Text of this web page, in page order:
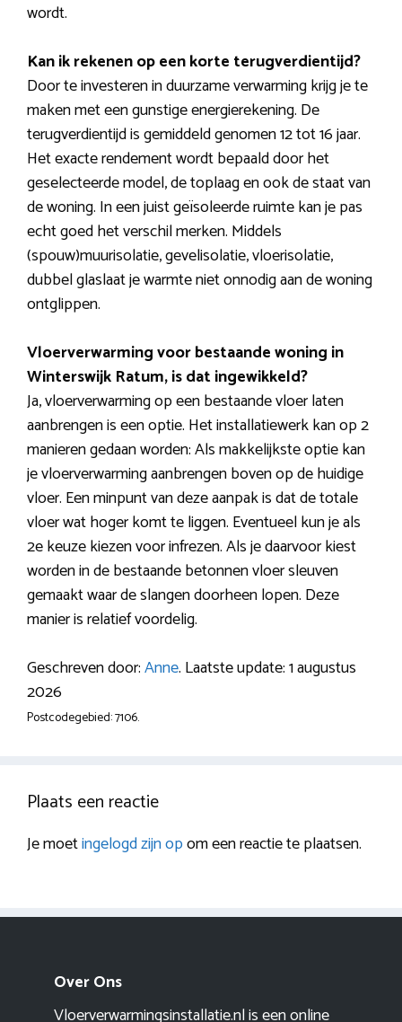
wordt.
Kan ik rekenen op een korte terugverdientijd?
Door te investeren in duurzame verwarming krijg je te
maken met een gunstige energierekening. De
terugverdientijd is gemiddeld genomen 12 tot 16 jaar.
Het exacte rendement wordt bepaald door het
geselecteerde model, de toplaag en ook de staat van
de woning. In een juist geïsoleerde ruimte kan je pas
echt goed het verschil merken. Middels
(spouw)muurisolatie, gevelisolatie, vloerisolatie,
dubbel glaslaat je warmte niet onnodig aan de woning
ontglippen.
Vloerverwarming voor bestaande woning in
Winterswijk Ratum, is dat ingewikkeld?
Ja, vloerverwarming op een bestaande vloer laten
aanbrengen is een optie. Het installatiewerk kan op 2
manieren gedaan worden: Als makkelijkste optie kan
je vloerverwarming aanbrengen boven op de huidige
vloer. Een minpunt van deze aanpak is dat de totale
vloer wat hoger komt te liggen. Eventueel kun je als
2e keuze kiezen voor infrezen. Als je daarvoor kiest
worden in de bestaande betonnen vloer sleuven
gemaakt waar de slangen doorheen lopen. Deze
manier is relatief voordelig.
Geschreven door:Anne. Laatste update: 1 augustus
2026
Postcodegebied: 7106.
Plaats een reactie
Je moetingelogd zijn opom een reactie te plaatsen.
Over Ons
Vloerverwarmingsinstallatie.nl is een online